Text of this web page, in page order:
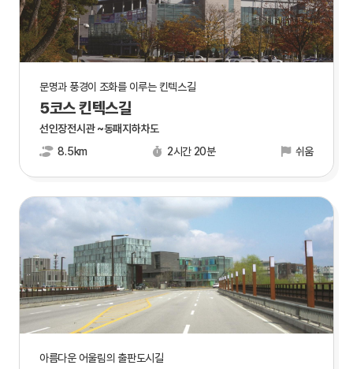
문명과 풍경이 조화를 이루는 킨텍스길
5코스 킨텍스길
선인장전시관 ~동패지하차도
8.5km
2시간 20분 쉬움
아름다운 어울림의 출판도시길